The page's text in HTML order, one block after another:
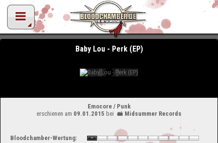
Baby Lou - Perk (EP)
Emocore / Punk
erschienen am 09.01.2015 bei Midsummer Records
Bloodchamber-Wertung: